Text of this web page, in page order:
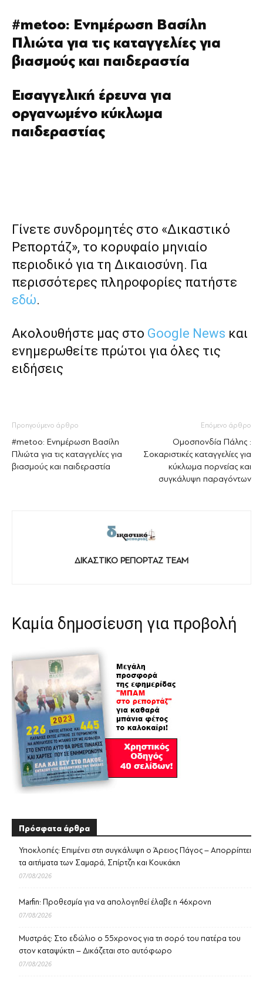
#metoo: Ενημέρωση Βασίλη
Πλιώτα για τις καταγγελίες για
βιασμούς και παιδεραστία
Εισαγγελική έρευνα για
οργανωμένο κύκλωμα
παιδεραστίας
Γίνετε συνδρομητές στο «Δικαστικό
Ρεπορτάζ», το κορυφαίο μηνιαίο
περιοδικό για τη Δικαιοσύνη. Για
περισσότερες πληροφορίες πατήστε
εδώ.
Ακολουθήστε μας στο Google News και
ενημερωθείτε πρώτοι για όλες τις
ειδήσεις
Προηγούμενο άρθρο
#metoo: Ενημέρωση Βασίλη
Πλιώτα για τις καταγγελίες για
βιασμούς και παιδεραστία
Επόμενο άρθρο
Ομοσπονδία Πάλης :
Σοκαριστικές καταγγελίες για
κύκλωμα πορνείας και
συγκάλυψη παραγόντων
ΔΙΚΑΣΤΙΚΟ ΡΕΠΟΡΤΑΖ TEAM
Καμία δημοσίευση για προβολή
Πρόσφατα άρθρα
Υποκλοπές: Επιμένει στη συγκάλυψη ο Άρειος Πάγος – Απορρίπτει
τα αιτήματα των Σαμαρά, Σπίρτζη και Κουκάκη
07/08/2026
Marfin: Προθεσμία για να απολογηθεί έλαβε η 46χρονη
07/08/2026
Μυστράς: Στο εδώλιο ο 55χρονος για τη σορό του πατέρα του
στον καταψύκτη – Δικάζεται στο αυτόφωρο
07/08/2026